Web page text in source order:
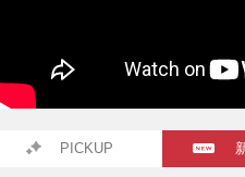
PICKUP